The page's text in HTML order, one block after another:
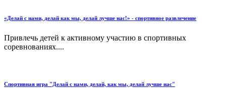
«Делай с нами, делай как мы, делай лучше нас!» - спортивное развлечение
Привлечь детей к активному участию в спортивных
соревнованиях....
Спортивная игра "Делай с нами, делай, как мы, делай лучше нас"